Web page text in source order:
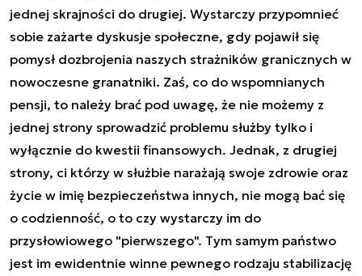
jednej skrajności do drugiej. Wystarczy przypomnieć
sobie zażarte dyskusje społeczne, gdy pojawił się
pomysł dozbrojenia naszych strażników granicznych w
nowoczesne granatniki. Zaś, co do wspomnianych
pensji, to należy brać pod uwagę, że nie możemy z
jednej strony sprowadzić problemu służby tylko i
wyłącznie do kwestii finansowych. Jednak, z drugiej
strony, ci którzy w służbie narażają swoje zdrowie oraz
życie w imię bezpieczeństwa innych, nie mogą bać się
o codzienność, o to czy wystarczy im do
przysłowiowego "pierwszego". Tym samym państwo
jest im ewidentnie winne pewnego rodzaju stabilizację